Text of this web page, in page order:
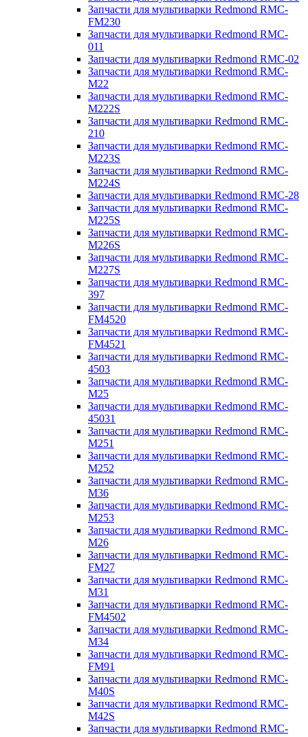
Запчасти для мультиварки Redmond RMC-
FM230
Запчасти для мультиварки Redmond RMC-
011
Запчасти для мультиварки Redmond RMC-02
Запчасти для мультиварки Redmond RMC-
M22
Запчасти для мультиварки Redmond RMC-
M222S
Запчасти для мультиварки Redmond RMC-
210
Запчасти для мультиварки Redmond RMC-
M223S
Запчасти для мультиварки Redmond RMC-
M224S
Запчасти для мультиварки Redmond RMC-28
Запчасти для мультиварки Redmond RMC-
M225S
Запчасти для мультиварки Redmond RMC-
M226S
Запчасти для мультиварки Redmond RMC-
M227S
Запчасти для мультиварки Redmond RMC-
397
Запчасти для мультиварки Redmond RMC-
FM4520
Запчасти для мультиварки Redmond RMC-
FM4521
Запчасти для мультиварки Redmond RMC-
4503
Запчасти для мультиварки Redmond RMC-
M25
Запчасти для мультиварки Redmond RMC-
45031
Запчасти для мультиварки Redmond RMC-
M251
Запчасти для мультиварки Redmond RMC-
M252
Запчасти для мультиварки Redmond RMC-
M36
Запчасти для мультиварки Redmond RMC-
M253
Запчасти для мультиварки Redmond RMC-
M26
Запчасти для мультиварки Redmond RMC-
FM27
Запчасти для мультиварки Redmond RMC-
M31
Запчасти для мультиварки Redmond RMC-
FM4502
Запчасти для мультиварки Redmond RMC-
M34
Запчасти для мультиварки Redmond RMC-
FM91
Запчасти для мультиварки Redmond RMC-
M40S
Запчасти для мультиварки Redmond RMC-
M42S
Запчасти для мультиварки Redmond RMC-